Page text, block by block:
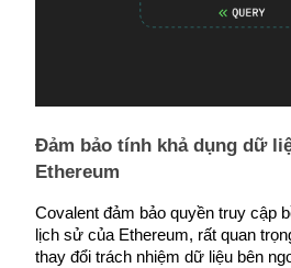
Chiến lược giao dịch
Học cách duy trì lợi nhuận
Đảm bảo tính khả dụng dữ
Ethereum
Covalent đảm bảo quyền truy cập
lịch sử của Ethereum, rất quan
thay đổi trách nhiệm dữ liệu bên